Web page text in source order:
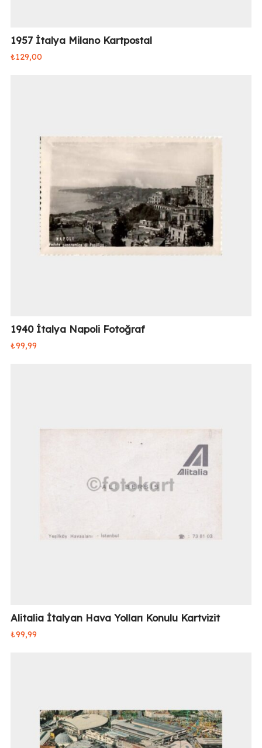
1957 İtalya Milano Kartpostal
₺129,00
1940 İtalya Napoli Fotoğraf
₺99,99
Alitalia İtalyan Hava Yolları Konulu Kartvizit
₺99,99